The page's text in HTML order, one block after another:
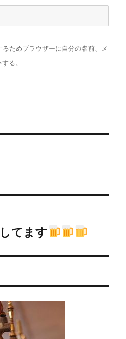
ためブラウザーに自分の名前、メ
る。
てます